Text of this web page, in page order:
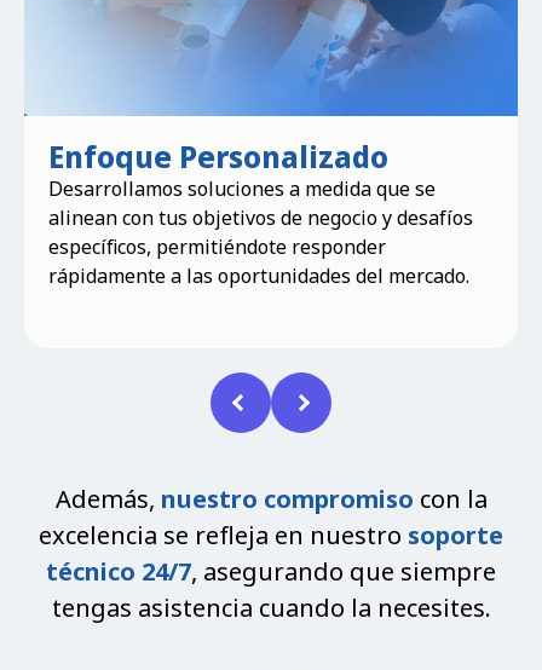
OptimizaciónContinua
Nos aseguramos de que obtengas el máximo
valor de tu inversión en cloud, optimizando
costos y rendimiento para mantener tu ventaja
competitiva.
Además, nuestro compromiso con la
excelencia se refleja en nuestro soporte
técnico 24/7, asegurando que siempre
tengas asistencia cuando la necesites.